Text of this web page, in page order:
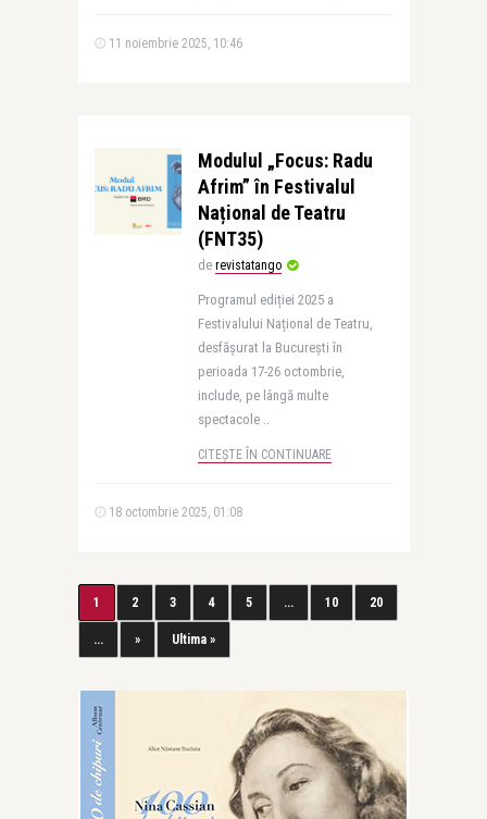
11 noiembrie 2025, 10:46
Modulul „Focus: Radu
Afrim” în Festivalul
Național de Teatru
(FNT35)
de revistatango
Programul ediției 2025 a
Festivalului Național de Teatru,
desfășurat la București în
perioada 17-26 octombrie,
include, pe lângă multe
spectacole ..
CITEȘTE ÎN CONTINUARE
18 octombrie 2025, 01:08
1 2 3 4 5 ... 10 20
... » Ultima »